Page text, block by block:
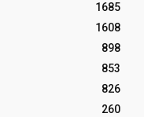
1685
1608
898
853
826
260